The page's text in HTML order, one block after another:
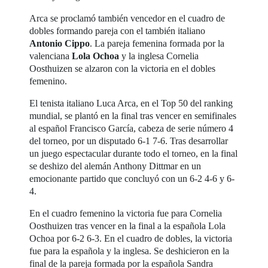
Arca se proclamó también vencedor en el cuadro de
dobles formando pareja con el también italiano
Antonio Cippo. La pareja femenina formada por la
valencianaLola Ochoay la inglesa Cornelia
Oosthuizen se alzaron con la victoria en el dobles
femenino.
El tenista italiano Luca Arca, en el Top 50 del ranking
mundial, se plantó en la final tras vencer en semifinales
al español Francisco García, cabeza de serie número 4
del torneo, por un disputado 6-1 7-6. Tras desarrollar
un juego espectacular durante todo el torneo, en la final
se deshizo del alemán Anthony Dittmar en un
emocionante partido que concluyó con un 6-2 4-6 y 6-
4.
En el cuadro femenino la victoria fue para Cornelia
Oosthuizen tras vencer en la final a la española Lola
Ochoa por 6-2 6-3. En el cuadro de dobles, la victoria
fue para la española y la inglesa. Se deshicieron en la
final de la pareja formada por la española Sandra